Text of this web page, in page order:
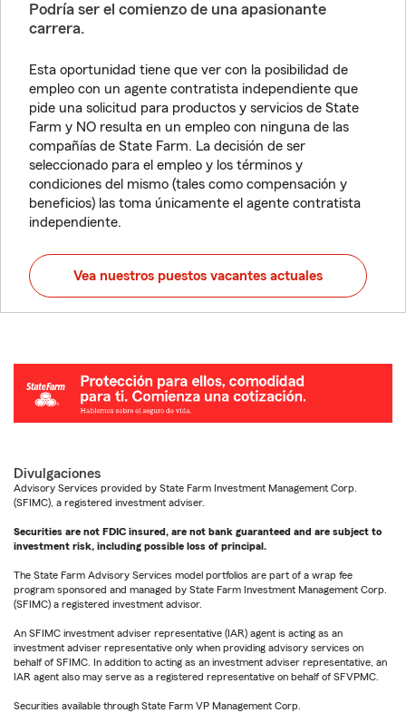
Podría ser el comienzo de una apasionante
carrera.
Esta oportunidad tiene que ver con la posibilidad de
empleo con un agente contratista independiente que
pide una solicitud para productos y servicios de State
Farm y NO resulta en un empleo con ninguna de las
compañías de State Farm. La decisión de ser
seleccionado para el empleo y los términos y
condiciones del mismo (tales como compensación y
beneficios) las toma únicamente el agente contratista
independiente.
Vea nuestros puestos vacantes actuales
Divulgaciones
Advisory Services provided by State Farm Investment Management Corp.
(SFIMC), a registered investment adviser.
Securities are not FDIC insured, are not bank guaranteed and are subject to
investment risk, including possible loss of principal.
The State Farm Advisory Services model portfolios are part of a wrap fee
program sponsored and managed by State Farm Investment Management Corp.
(SFIMC) a registered investment advisor.
An SFIMC investment adviser representative (IAR) agent is acting as an
investment adviser representative only when providing advisory services on
behalf of SFIMC. In addition to acting as an investment adviser representative, an
IAR agent also may serve as a registered representative on behalf of SFVPMC.
Securities available through State Farm VP Management Corp.